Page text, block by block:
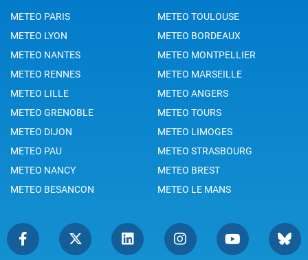
METEO PARIS
METEO TOULOUSE
METEO LYON
METEO BORDEAUX
METEO NANTES
METEO MONTPELLIER
METEO RENNES
METEO MARSEILLE
METEO LILLE
METEO ANGERS
METEO GRENOBLE
METEO TOURS
METEO DIJON
METEO LIMOGES
METEO PAU
METEO STRASBOURG
METEO NANCY
METEO BREST
METEO BESANCON
METEO LE MANS